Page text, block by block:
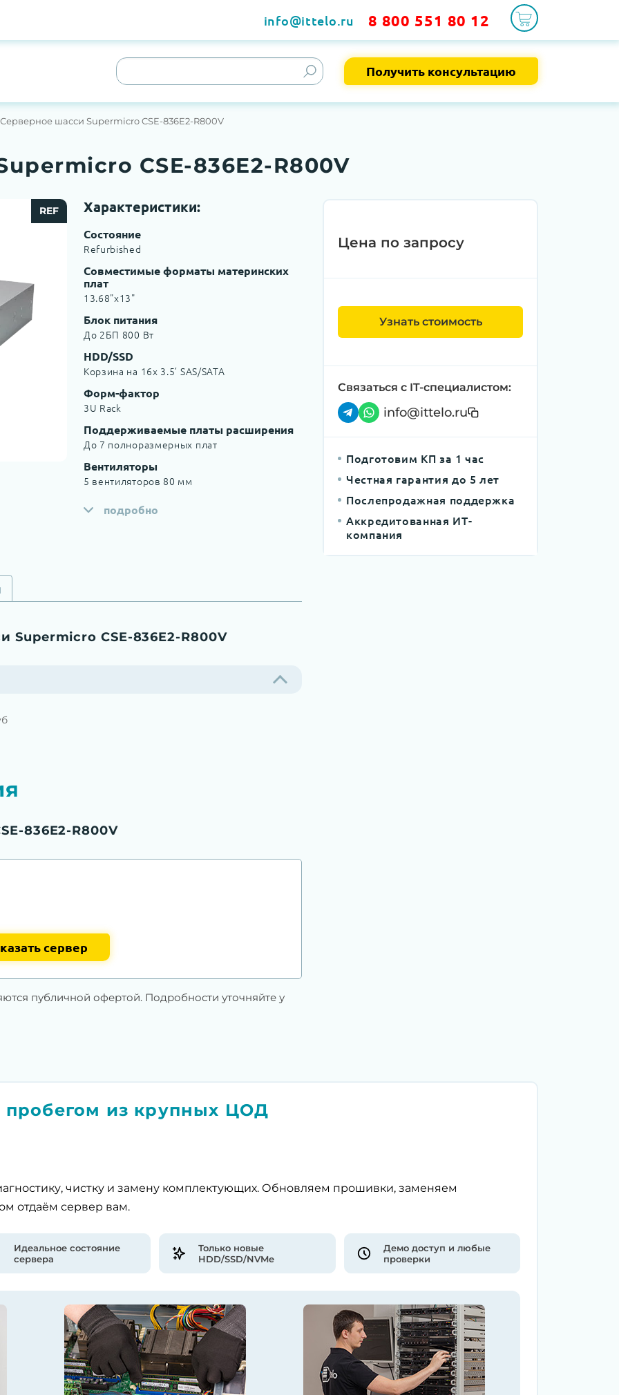
info@ittelo.ru 8 800 551 80 12
Получить консультацию
Серверное шасси Supermicro CSE-836E2-R800V
CSE-836E2-R800V
REF Характеристики:
Состояние
Refurbished
Совместимые форматы материнских
плат
13.68"x13"
Блок питания
До 2БП 800 Вт
HDD/SSD
Корзина на 16x 3.5’ SAS/SATA
Форм-фактор
3U Rack
Поддерживаемые платы расширения
До 7 полноразмерных плат
Вентиляторы
5 вентиляторов 80 мм
подробно
Supermicro CSE-836E2-R800V
836E2-R800V
сервер
публичной офертой. Подробности уточняйте у
Цена по запросу
Узнать стоимость
Связаться с IT-специалистом:
info@ittelo.ru
Подготовим КП за 1 час
Честная гарантия до 5 лет
Послепродажная поддержка
Аккредитованная ИТ-
компания
из крупных ЦОД
чистку и замену комплектующих. Обновляем прошивки, заменяем
отдаём сервер вам.
Идеальное состояние
сервера
Только новые
HDD/SSD/NVMe
Демо доступ и любые
проверки